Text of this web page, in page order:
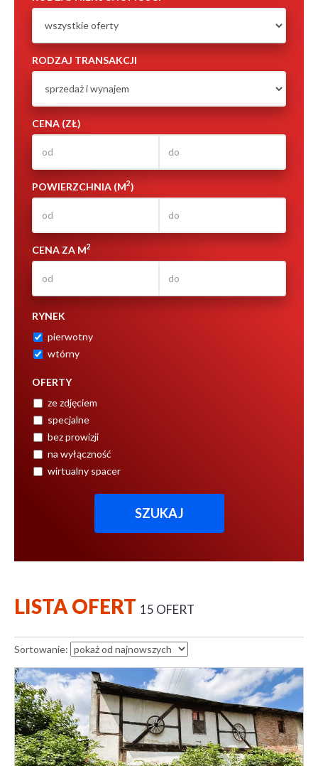
RODZAJ TRANSAKCJI
CENA (ZŁ)
POWIERZCHNIA (M2)
CENA ZA M2
RYNEK
pierwotny
wtórny
OFERTY
ze zdjęciem
specjalne
bez prowizji
na wyłączność
wirtualny spacer
LISTA OFERT 15 OFERT
Sortowanie: